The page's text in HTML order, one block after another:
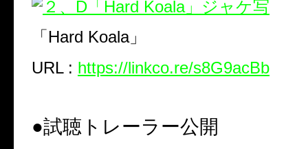
「Hard Koala」
URL : https://linkco.re/s8G9acBb
●試聴トレーラー公開